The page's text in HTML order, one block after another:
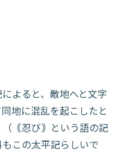
よると、敵地へと文字
地に混乱を起こしたと
｟忍び｠という語の記
この太平記らしいで